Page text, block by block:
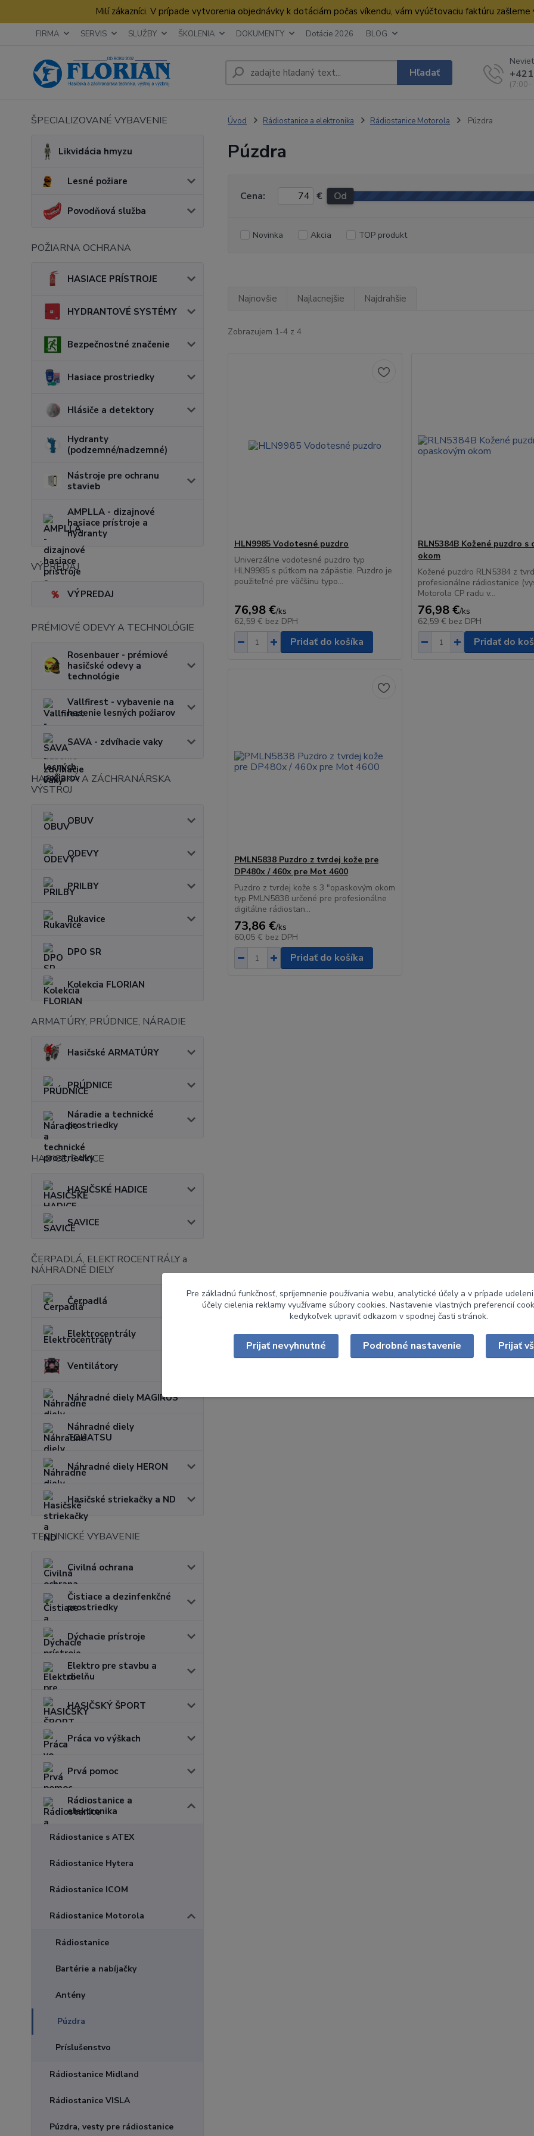
Milí zákazníci. V prípade vytvorenia objednávky k dotáciám počas víkendu, vám vyúčtovaciu faktúru
FIRMA SERVIS SLUŽBY ŠKOLENIA DOKUMENTY Dotácie 2026 BLOG
Hľadať
(7:00-
ŠPECIALIZOVANÉ VYBAVENIE
Likvidácia hmyzu
Lesné požiare
Povodňová služba
POŽIARNA OCHRANA
HASIACE PRÍSTROJE
HYDRANTOVÉ SYSTÉMY
Bezpečnostné značenie
Hasiace prostriedky
Hlásiče a detektory
Hydranty
(podzemné/nadzemné)
Nástroje pre ochranu
stavieb
AMPLLA - dizajnové
hasiace prístroje a
hydranty
VÝPREDAJ
VÝPREDAJ
PRÉMIOVÉ ODEVY A TECHNOLÓGIE
Rosenbauer - prémiové
hasičské odevy a
technológie
Vallfirest - vybavenie na
hasenie lesných požiarov
SAVA - zdvíhacie vaky
HASIČSKÁ A ZÁCHRANÁRSKA
VÝSTROJ
OBUV
ODEVY
PRILBY
Rukavice
DPO SR
Kolekcia FLORIAN
ARMATÚRY, PRÚDNICE, NÁRADIE
Hasičské ARMATÚRY
PRÚDNICE
Náradie a technické
prostriedky
HADICE, SAVICE
HASIČSKÉ HADICE
SAVICE
ČERPADLÁ, ELEKTROCENTRÁLY a
NÁHRADNÉ DIELY
Čerpadlá
Elektrocentrály
Ventilátory
Náhradné diely MAGIRUS
Náhradné diely
TOHATSU
Náhradné diely HERON
Hasičské striekačky a ND
TECHNICKÉ VYBAVENIE
Civilná ochrana
Čistiace a dezinfenkčné
prostriedky
Dýchacie prístroje
Elektro pre stavbu a
dielňu
HASIČSKÝ ŠPORT
Práca vo výškach
Prvá pomoc
Rádiostanice a
elektronika
Rádiostanice s ATEX
Rádiostanice Hytera
Rádiostanice ICOM
Rádiostanice Motorola
Rádiostanice
Bartérie a nabíjačky
Antény
Púzdra
Príslušenstvo
Rádiostanice Midland
Rádiostanice VISLA
Púzdra, vesty pre rádiostanice
Úvod Rádiostanice a elektronika Rádiostanice Motorola Púzdra
Púzdra
Cena: € Od
Novinka Akcia TOP produkt
Najnovšie Najlacnejšie Najdrahšie
Zobrazujem 1-4 z 4
HLN9985 Vodotesné puzdro
Univerzálne vodotesné puzdro typ
HLN9985 s pútkom na zápästie. Puzdro je
použiteľné pre väčšinu typo...
76,98 €/ks
62,59 € bez DPH
Pridať do košíka
RLN5384B Kožené puzdro s
okom
Kožené puzdro RLN5384 z
profesionálne rádiostanice
Motorola CP radu v...
76,98 €/ks
62,59 € bez DPH
Pridať do
PMLN5838 Puzdro z tvrdej kože pre
DP480x / 460x pre Mot 4600
Puzdro z tvrdej kože s 3 "opaskovým okom
typ PMLN5838 určené pre profesionálne
digitálne rádiostan...
73,86 €/ks
60,05 € bez DPH
Pridať do košíka
Pre základnú funkčnosť, spríjemnenie používania webu, analytické účely a v prípade
účely cielenia reklamy využívame súbory cookies. Nastavenie vlastných preferencií
kedykoľvek upraviť odkazom v spodnej časti stránok.
Prijať nevyhnutné Podrobné nastavenie Prijať